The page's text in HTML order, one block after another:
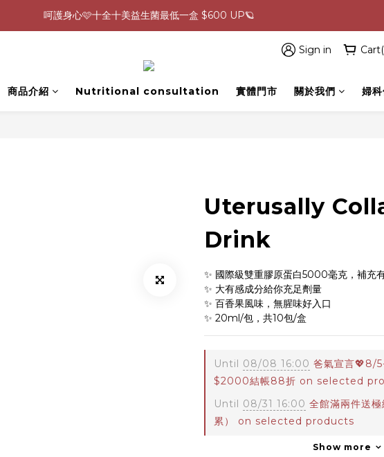
0805-0808指定商品滿$2000結帳88折💖
生理期救星！暖宮調理組限時優惠✨
Sign in
商品介紹 Nutritional consultation 實體門市 關於我們 婦
Uterusally
Drink
✨ 國際級雙重膠原蛋白5000毫克，補充
✨ 大有感成分給你充足劑量
✨ 百香果風味，無腥味好入口
✨ 20ml/包，共10包/盒
Until 08/08 16:00 爸氣宣言💖8/
$2000結帳88折 on selected
Until 08/31 16:00 全館滿兩件送
累） on selected products
Show more